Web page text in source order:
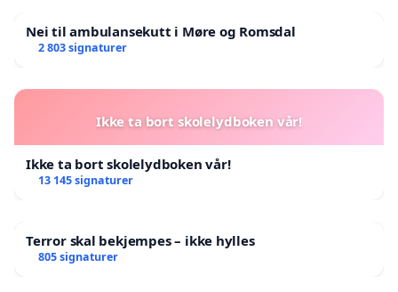
Nei til ambulansekutt i Møre og Romsdal
2 803 signaturer
Ikke ta bort skolelydboken vår!
Ikke ta bort skolelydboken vår!
13 145 signaturer
Terror skal bekjempes – ikke hylles
805 signaturer